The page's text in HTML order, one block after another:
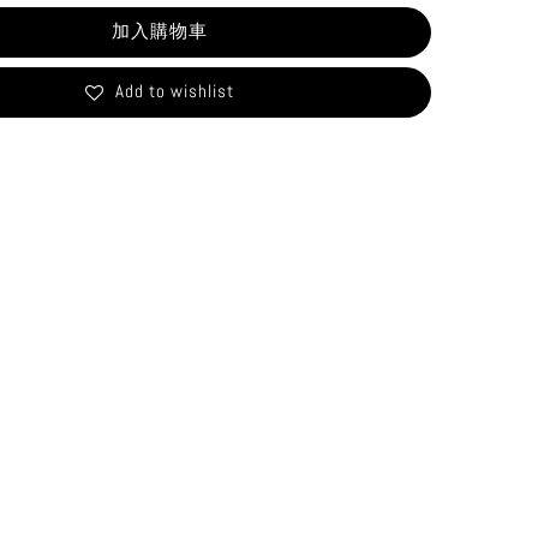
加入購物車
Add to wishlist